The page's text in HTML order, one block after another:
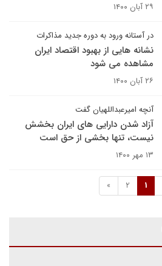
۲۹ آبان ۱۴۰۰
در آستانه ورود به دوره جدید مذاکرات
نشانه هایی از بهبود اقتصاد ایران
مشاهده می شود
۲۶ آبان ۱۴۰۰
آنچه امیرعبداللهیان گفت
آزاد شدن دارایی های ایران بخشش
نیست، تنها بخشی از حق است
۱۳ مهر ۱۴۰۰
1
2
»